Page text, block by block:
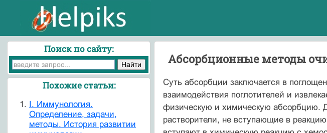
Абсорбционные методы
Суть абсорбции заключается в
взаимодействия поглотителей и
физическую и химическую абсорбцию.
растворители, не вступающие в
Поиск по сайту:
Похожие статьи:
I. Иммунология.
Определение, задачи,
методы. История развитии